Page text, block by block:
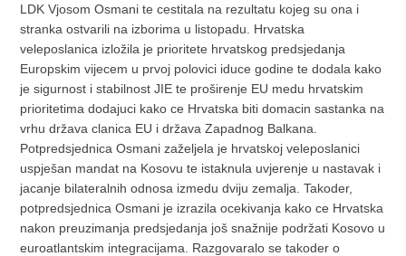
LDK Vjosom Osmani te cestitala na rezultatu kojeg su ona i
stranka ostvarili na izborima u listopadu. Hrvatska
veleposlanica izložila je prioritete hrvatskog predsjedanja
Europskim vijecem u prvoj polovici iduce godine te dodala kako
je sigurnost i stabilnost JIE te proširenje EU medu hrvatskim
prioritetima dodajuci kako ce Hrvatska biti domacin sastanka na
vrhu država clanica EU i država Zapadnog Balkana.
Potpredsjednica Osmani zaželjela je hrvatskoj veleposlanici
uspješan mandat na Kosovu te istaknula uvjerenje u nastavak i
jacanje bilateralnih odnosa izmedu dviju zemalja. Takoder,
potpredsjednica Osmani je izrazila ocekivanja kako ce Hrvatska
nakon preuzimanja predsjedanja još snažnije podržati Kosovo u
euroatlantskim integracijama. Razgovaralo se takoder o